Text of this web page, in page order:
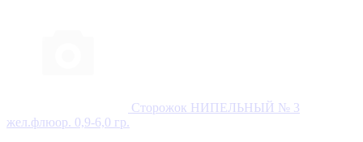
Сторожок НИПЕЛЬНЫЙ № 3
жел.флюор. 0,9-6,0 гр.